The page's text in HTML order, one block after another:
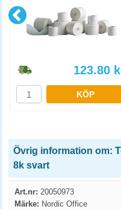
123.80
KÖP
Övrig information om:
8k svart
Art.nr: 20050973
Märke: Nordic Office